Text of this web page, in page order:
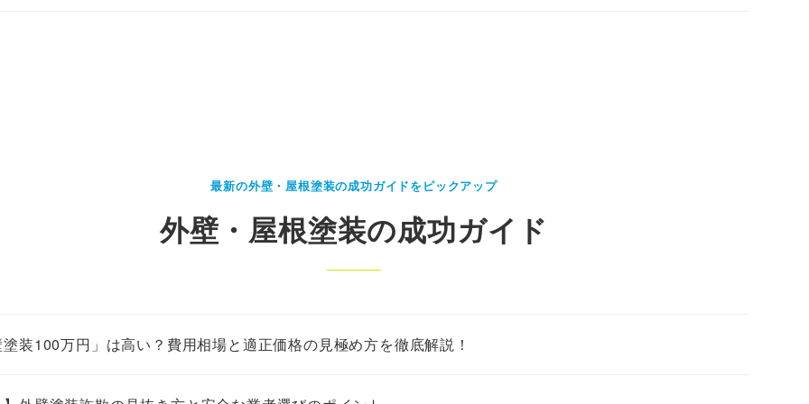
最新の外壁・屋根塗装の成功ガイドをピックアップ
外壁・屋根塗装の成功ガイド
装100万円」は高い？費用相場と適正価格の見極め方を徹底解説！